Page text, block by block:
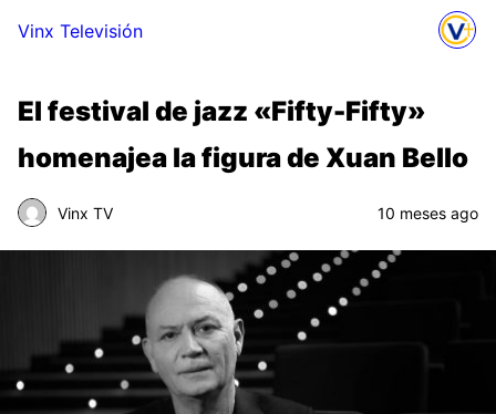
Vinx Televisión
El festival de jazz «Fifty-Fifty»
homenajea la figura de Xuan Bello
Vinx TV 10 meses ago